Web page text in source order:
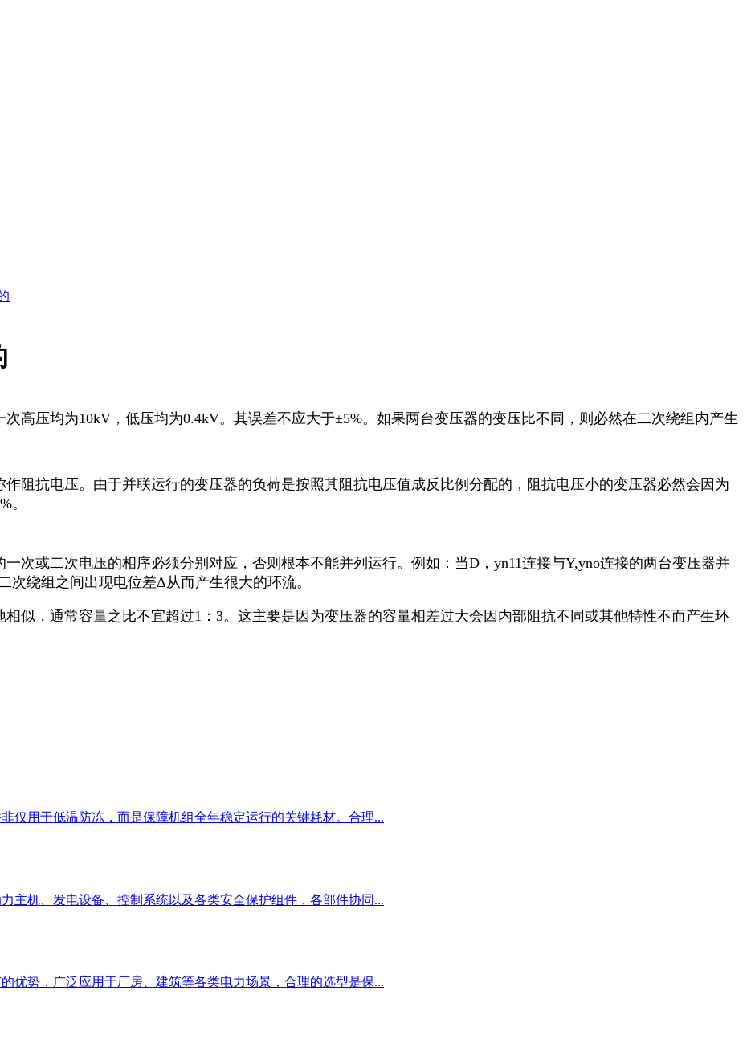
高压均为10kV，低压均为0.4kV。其误差不应大于±5%。如果两台变压器的变压比不同，则必然在二次绕组内产生
阻抗电压。由于并联运行的变压器的负荷是按照其阻抗电压值成反比例分配的，阻抗电压小的变压器必然会因为
。
次或二次电压的相序必须分别对应，否则根本不能并列运行。例如：当D，yn11连接与Y,yno连接的两台变压器并
次绕组之间出现电位差Δ从而产生很大的环流。
似，通常容量之比不宜超过1：3。这主要是因为变压器的容量相差过大会因内部阻抗不同或其他特性不而产生环
仅用于低温防冻，而是保障机组全年稳定运行的关键耗材。合理...
主机、发电设备、控制系统以及各类安全保护组件，各部件协同...
优势，广泛应用于厂房、建筑等各类电力场景，合理的选型是保...